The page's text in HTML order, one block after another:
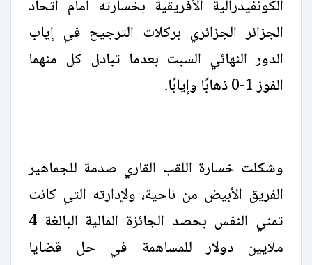
الكونفيدرالية الأفريقية بخسارته أمام اتحاد
الجزائر الجزائري بركلات الترجيح في إياب
الدور النهائي السبت بعدما تبادل كل منهما
الفوز 1-0 ذهابًا وإيابًا.
وشكلت خسارة اللقب القاري صدمة للجماهير
الفريق الأبيض من ناحية، ولإدارته التي كانت
تمني النفس بحصد الجائزة المالية البالغة 4
ملايين دولار للمساهمة في حل قضايا